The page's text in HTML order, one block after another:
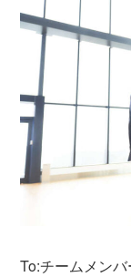
To:チームメン